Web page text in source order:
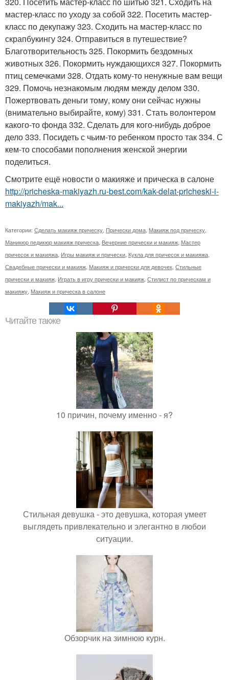
мастер-класс по уходу за собой 322. Посетить мастер-
класс по декупажу 323. Сходить на мастер-класс по
скрапбукингу 324. Отправиться в путешествие?
Благотворительность 325. Покормить бездомных
животных 326. Покормить нуждающихся 327. Покормить
птиц семечками 328. Отдать кому-то ненужные вам вещи
329. Помочь незнакомым людям между делом 330.
Пожертвовать деньги тому, кому они сейчас нужны
(внимательно выбирайте, кому) 331. Стать волонтером
какого-то фонда 332. Сделать для кого-нибудь доброе
дело 333. Посидеть с чьим-то ребенком просто так 334. С
кем-то способами пополнения женской энергии
поделиться.
Смотрите ещё новости о макияже и прическа в салоне
http://pricheska-makiyazh.ru-best.com/kak-delat-pricheski-i-
makiyazh/mak...
Категории: Сделать макияж прическу Прически дома Макияж под прическу
Маникюр педикюр макияж прическа Вечерние прически и макияж Мастер
причесок и макияжа Игры макияж и прически Кукла для причесок и макияжа
Свадебные прически и макияж Макияж и прически для девочек Стильные
прически и макияж Играть в игру прически и макияж Стилист по прическам и
макияжу Макияж и прическа в салоне
Читайте также
10 причин, почему именно - я?
Стильная девушка - это девушка, которая умеет
выглядеть привлекательно и элегантно в любои
ситуации.
Обзорчик на зимнюю курн.